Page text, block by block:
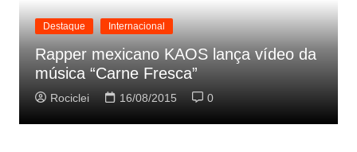
Destaque Internacional
Rapper mexicano KAOS lança vídeo da
música “Carne Fresca”
Rociclei 16/08/2015 0